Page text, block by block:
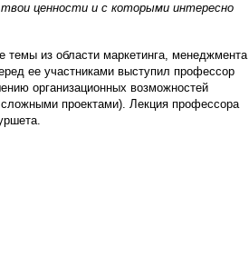
ценности и с которыми интересно
темы из области маркетинга, менеджмента
ее участниками выступил профессор
организационных возможностей
проектами). Лекция профессора